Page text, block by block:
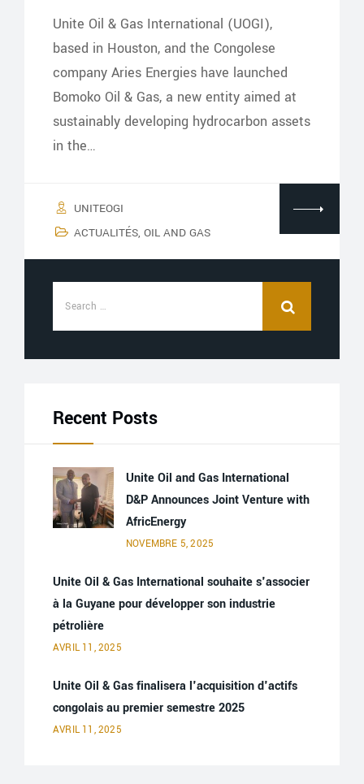
Unite Oil & Gas International (UOGI),
based in Houston, and the Congolese
company Aries Energies have launched
Bomoko Oil & Gas, a new entity aimed at
sustainably developing hydrocarbon assets
in the…
UNITEOGI
ACTUALITÉS, OIL AND GAS
Recent Posts
Unite Oil and Gas International
D&P Announces Joint Venture with
AfricEnergy
NOVEMBRE 5, 2025
Unite Oil & Gas International souhaite s'associer
à la Guyane pour développer son industrie
pétrolière
AVRIL 11, 2025
Unite Oil & Gas finalisera l'acquisition d'actifs
congolais au premier semestre 2025
AVRIL 11, 2025